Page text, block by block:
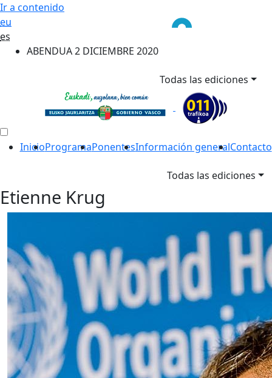
Ir a contenido
eu
es
ABENDUA 2 DICIEMBRE 2020
Todas las ediciones
InicioProgramaPonentesInformación generalContacto
Todas las ediciones
Etienne Krug